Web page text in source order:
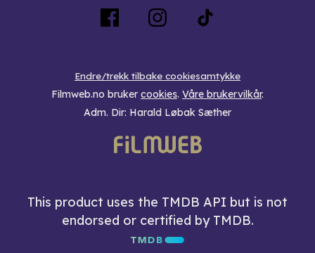
Endre/trekk tilbake cookiesamtykke
Filmweb.no bruker cookies. Våre brukervilkår.
Adm. Dir: Harald Løbak Sæther
This product uses the TMDB API but is not
endorsed or certified by TMDB.